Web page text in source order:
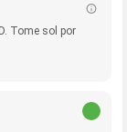
Tome sol por